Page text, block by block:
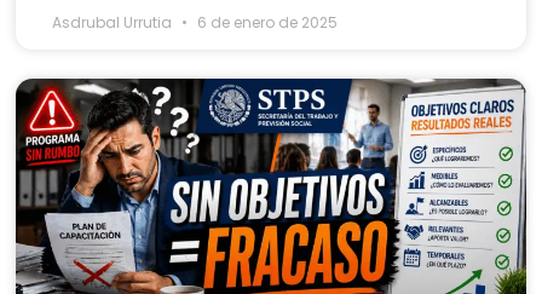
Asdrubal Urrutia 6 de enero de 2025